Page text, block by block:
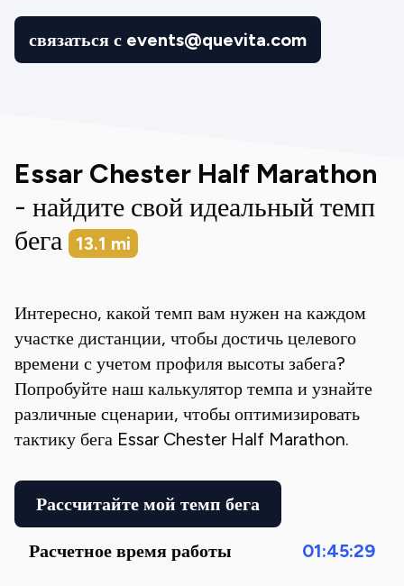
связаться с events@quevita.com
Essar Chester Half Marathon
- найдите свой идеальный темп
бега
13.1 mi
Интересно, какой темп вам нужен на каждом
участке дистанции, чтобы достичь целевого
времени с учетом профиля высоты забега?
Попробуйте наш калькулятор темпа и узнайте
различные сценарии, чтобы оптимизировать
тактику бега Essar Chester Half Marathon.
Рассчитайте мой темп бега
Расчетное время работы 01:45:29